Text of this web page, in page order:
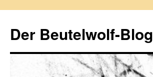
springen
Der Beutelwolf-Blog